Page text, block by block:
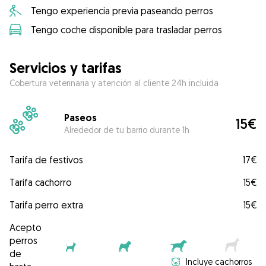
Tengo experiencia previa paseando perros
Tengo coche disponible para trasladar perros
Servicios y tarifas
Cobertura veterinaria y atención al cliente 24h incluida
Paseos
Alrededor de tu barrio durante 1h 15€
Tarifa de festivos
17€
Tarifa cachorro
15€
Tarifa perro extra
15€
Acepto
perros
de
Incluye cachorros